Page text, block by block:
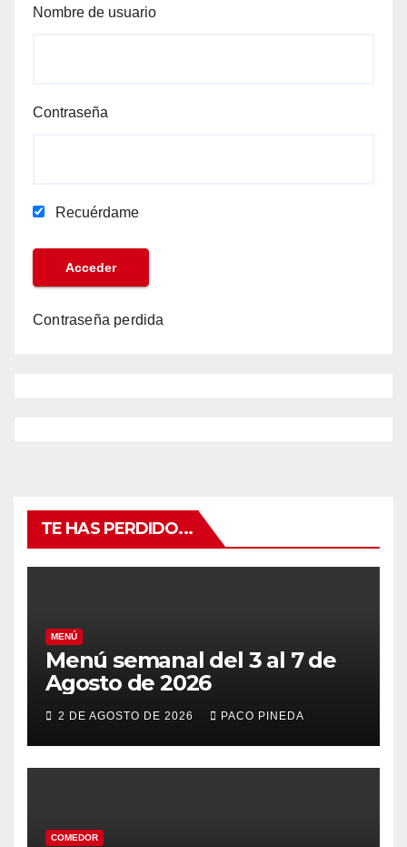
Nombre de usuario
Contraseña
Recuérdame
Contraseña perdida
TE HAS PERDIDO...
MENÚ
Menú semanal del 3 al 7 de
Agosto de 2026
2 DE AGOSTO DE 2026 PACO PINEDA
COMEDOR